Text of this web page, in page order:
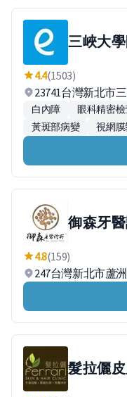
三峽大
4.4(1503)
23741台灣新北市
白內障 眼科精密檢
黃斑部病變
視網
御森牙
4.8(159)
247台灣新北市蘆
髮拉儷